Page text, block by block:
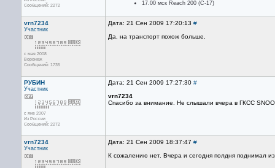
Сообщений: 2272
17.00 мск Reach 200 (С-17)
vrn7234
Участник
с мая 2008
Воронеж
Сообщений: 1735
Дата: 21 Сен 2009 17:20:13 #
Да, на транспорт похож больше.
РУБИН
Участник
с янв 2007
Из России
Сообщений: 2272
Дата: 21 Сен 2009 17:27:30 #
vrn7234
Спасибо за внимание. Не слышали вчера в ГКСС
vrn7234
Участник
Дата: 21 Сен 2009 18:37:47 #
К сожалению нет. Вчера и сегодня полдня поднимал